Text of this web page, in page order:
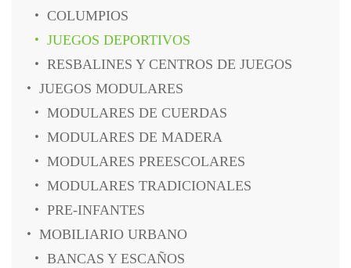
COLUMPIOS
JUEGOS DEPORTIVOS
RESBALINES Y CENTROS DE JUEGOS
JUEGOS MODULARES
MODULARES DE CUERDAS
MODULARES DE MADERA
MODULARES PREESCOLARES
MODULARES TRADICIONALES
PRE-INFANTES
MOBILIARIO URBANO
BANCAS Y ESCAÑOS